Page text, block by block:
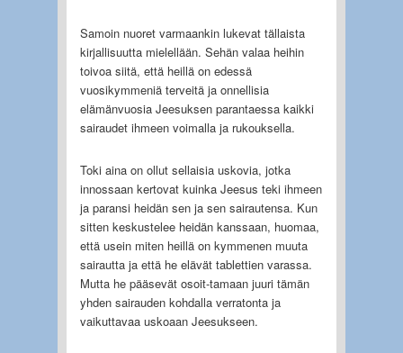
Samoin nuoret varmaankin lukevat tällaista
kirjallisuutta mielellään. Sehän valaa heihin
toivoa siitä, että heillä on edessä
vuosikymmeniä terveitä ja onnellisia
elämänvuosia Jeesuksen parantaessa kaikki
sairaudet ihmeen voimalla ja rukouksella.
Toki aina on ollut sellaisia uskovia, jotka
innossaan kertovat kuinka Jeesus teki ihmeen
ja paransi heidän sen ja sen sairautensa. Kun
sitten keskustelee heidän kanssaan, huomaa,
että usein miten heillä on kymmenen muuta
sairautta ja että he elävät tablettien varassa.
Mutta he pääsevät osoit-tamaan juuri tämän
yhden sairauden kohdalla verratonta ja
vaikuttavaa uskoaan Jeesukseen.